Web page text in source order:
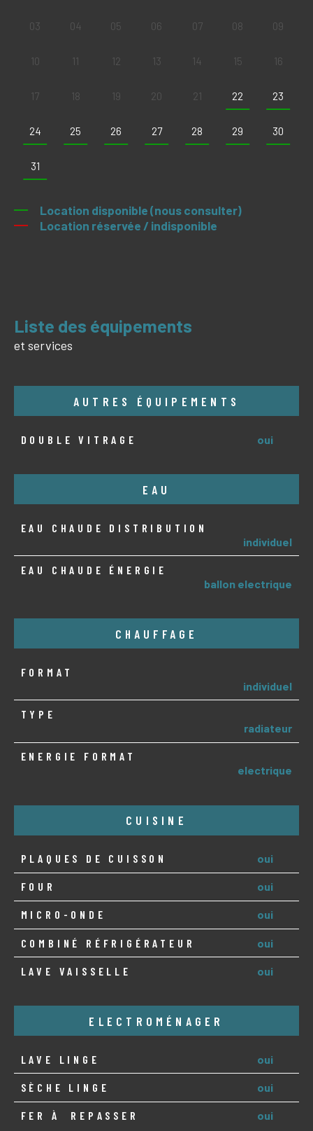
03 04 05 06 07 08 09
10 11 12 13 14 15 16
17 18 19 20 21 22 23
24 25 26 27 28 29 30
31
Location disponible (nous consulter)
Location réservée / indisponible
liste des équipements
et services
AUTRES ÉQUIPEMENTS
DOUBLE VITRAGE oui
EAU
EAU CHAUDE DISTRIBUTION
individuel
EAU CHAUDE ÉNERGIE
ballon electrique
CHAUFFAGE
FORMAT
individuel
TYPE
radiateur
ENERGIE FORMAT
electrique
CUISINE
PLAQUES DE CUISSON oui
FOUR oui
MICRO-ONDE oui
COMBINÉ RÉFRIGÉRATEUR oui
LAVE VAISSELLE oui
ELECTROMÉNAGER
LAVE LINGE oui
SÈCHE LINGE oui
FER À REPASSER oui